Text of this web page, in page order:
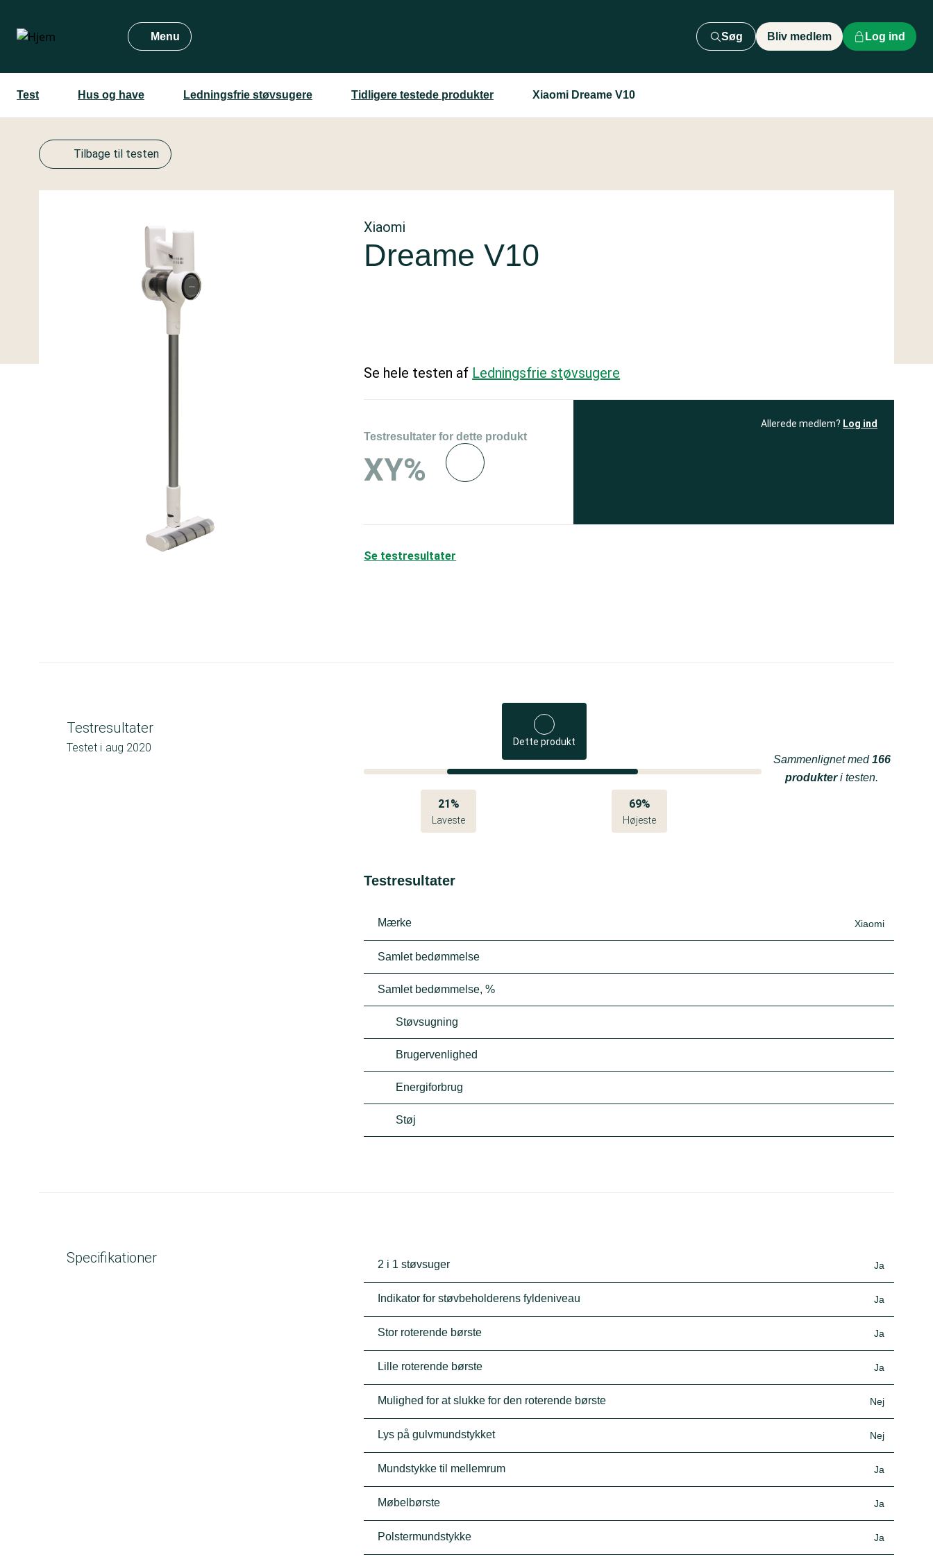
hovedindhold
Menu Søg Bliv medlem Log ind
Test Hus og have Ledningsfrie støvsugere Tidligere testede produkter Xiaomi Dreame V10
Tilbage til testen
Xiaomi
Dreame V10
Se hele testen af Ledningsfrie støvsugere
Testresultater for dette produkt
XY%
Allerede medlem? Log ind
Se testresultater
Testresultater
Testet i aug 2020 Dette produkt
21%
Laveste
69%
Højeste
Sammenlignet med166
produkteri testen.
Testresultater
Mærke Xiaomi
Samlet bedømmelse
Samlet bedømmelse, %
Støvsugning
Brugervenlighed
Energiforbrug
Støj
Specifikationer 2 i 1 støvsuger Ja
Indikator for støvbeholderens fyldeniveau Ja
Stor roterende børste Ja
Lille roterende børste Ja
Mulighed for at slukke for den roterende børste Nej
Lys på gulvmundstykket Nej
Mundstykke til mellemrum Ja
Møbelbørste Ja
Polstermundstykke Ja